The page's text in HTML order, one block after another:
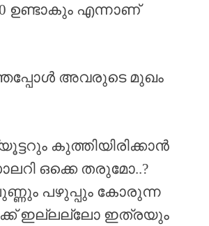
20 ഉണ്ടാകും എന്നാണ്
അവരുടെ മുഖം
കുത്തിയിരിക്കാൻ
ഒക്കെ തരുമോ..?
പഴുപ്പും കോരുന്ന
ഇല്ലല്ലോ ഇത്രയും